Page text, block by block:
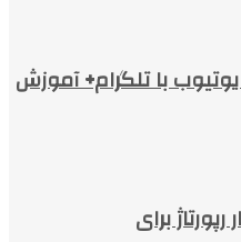
از یوتیوب با تلگرام+ آموزش
برای